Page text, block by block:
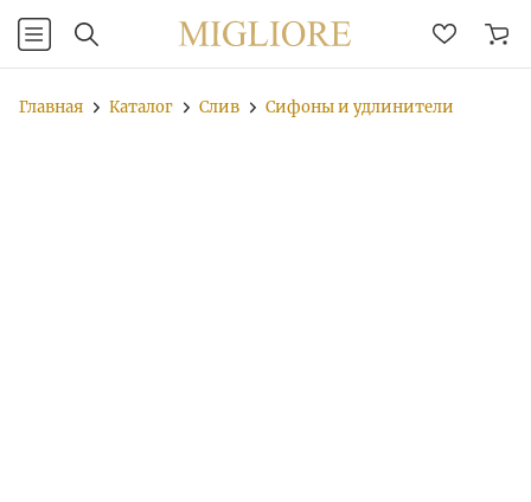
Главная Каталог Слив Сифоны и удлинители